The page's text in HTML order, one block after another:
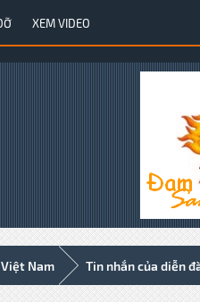
XEM VIDEO
Nam Tin nhắn của diễn